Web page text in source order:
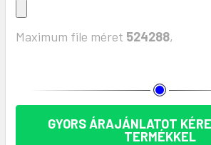
Maximum file méret 524288,
GYORS ÁRAJÁNLATOT
TERMÉKKEL